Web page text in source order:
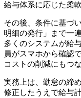
給与体系に応じた柔
その後、条件に基づ
明細の発行」まで一
多くのシステムが給
員がスマホから確認
コストの削減にもつ
実務上は、勤怠の締
修正したうえで給与